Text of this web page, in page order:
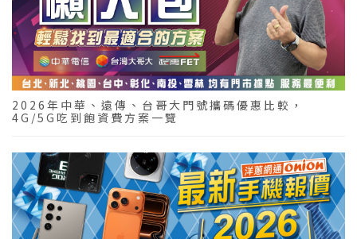
2026年中華、遠傳、台哥大門號攜碼優惠比較，
4G/5G吃到飽資費方案一覽